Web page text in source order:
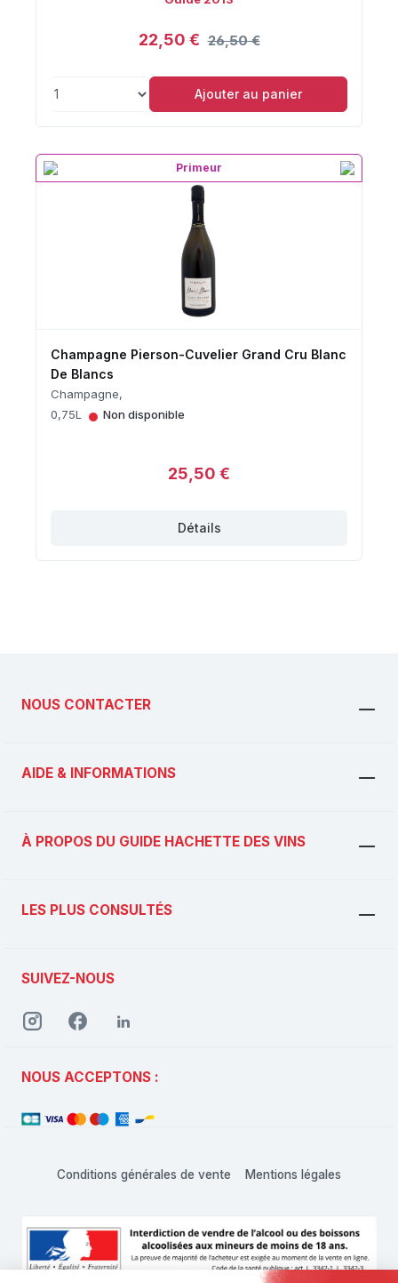
22,50 € 26,50 €
Ajouter au panier
Primeur
Champagne Pierson-Cuvelier Grand Cru Blanc
De Blancs
Champagne,
0,75L
• Non disponible
25,50 €
Détails
NOUS CONTACTER
AIDE & INFORMATIONS
À PROPOS DU GUIDE HACHETTE DES VINS
LES PLUS CONSULTÉS
SUIVEZ-NOUS
NOUS ACCEPTONS :
Conditions générales de vente Mentions légales